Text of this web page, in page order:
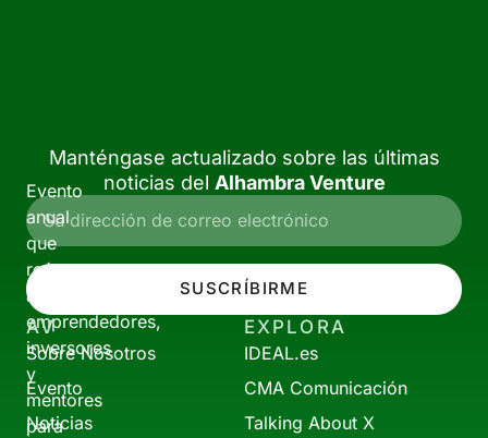
Evento
anual
que
reúne
a
emprendedores,
inversores
y
mentores
para
Manténgase actualizado sobre las últimas
noticias del Alhambra Venture
SUSCRÍBIRME
AV
Sobre Nosotros
Evento
Noticias
EXPLORA
IDEAL.es
CMA Comunicación
Talking About X